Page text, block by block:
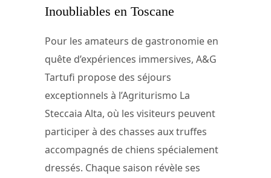
Inoubliables en Toscane
Pour les amateurs de gastronomie en
quête d’expériences immersives, A&G
Tartufi propose des séjours
exceptionnels à l’Agriturismo La
Steccaia Alta, où les visiteurs peuvent
participer à des chasses aux truffes
accompagnés de chiens spécialement
dressés. Chaque saison révèle ses